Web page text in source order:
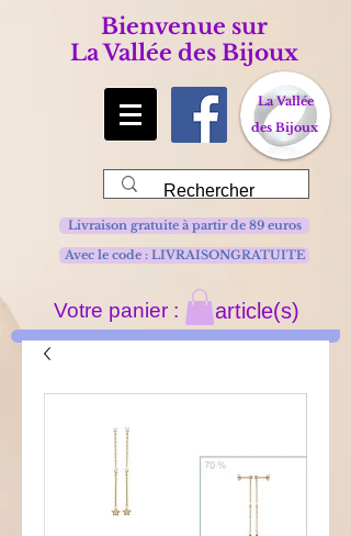
Bienvenue sur
La Vallée des Bijoux
La Vallée
des Bijoux
Avec le code : LIVRAISONGRATUITE
Livraison gratuite à partir de 89 euros
Votre panier : article(s)